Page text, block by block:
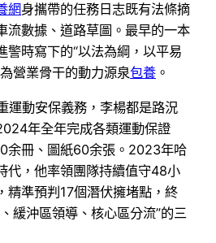
網身攜帶的任務日志既有法條摘
流數據、道路草圖。最早的一本
警時寫下的“以法為綱，以平易
營業骨干的動力源泉包養 。
運動安保義務，李楊都是路況
年全年完成各類運動保證
余冊、圖紙60余張。2023年哈
代，他率領團隊持續值守48小
精準預判17個潛伏擁堵點，終
緩沖區領導、核心區分流”的三